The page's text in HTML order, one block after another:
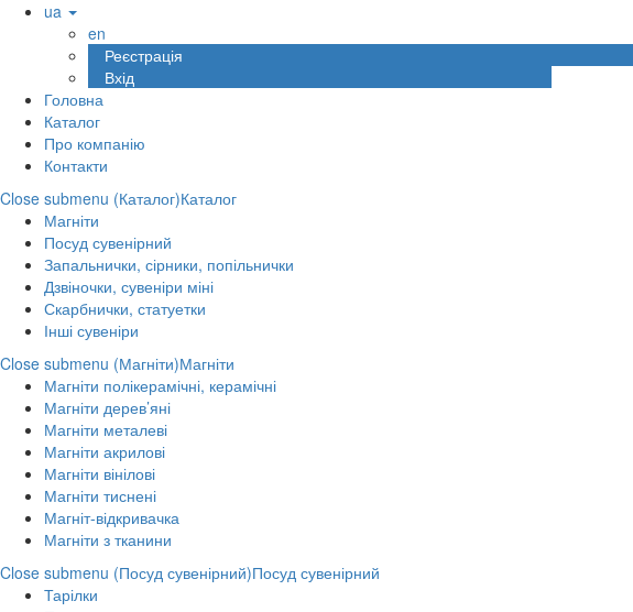
ua
en
Реєстрація
Вхід
Головна
Каталог
Про компанію
Контакти
Close submenu (Каталог)Каталог
Магніти
Посуд сувенірний
Запальнички, сірники, попільнички
Дзвіночки, сувеніри міні
Скарбнички, статуетки
Інші сувеніри
Close submenu (Магніти)Магніти
Магніти полікерамічні, керамічні
Магніти дерев’яні
Магніти металеві
Магніти акрилові
Магніти вінілові
Магніти тиснені
Магніт-відкривачка
Магніти з тканини
Close submenu (Посуд сувенірний)Посуд сувенірний
Тарілки